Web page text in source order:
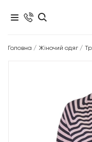
Головна / Жіночий одяг /